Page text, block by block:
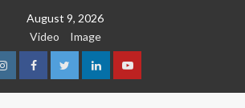
August 9, 2026
Video
Image
InstagramFacebookTwitterLinkedinYoutube